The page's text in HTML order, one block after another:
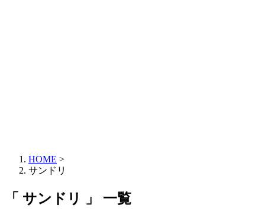
HOME >
サンドリ
「 サンドリ 」 一覧